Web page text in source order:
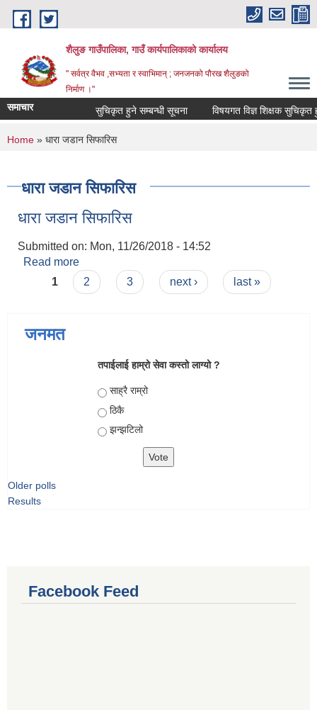
Skip to main content
शैलुङ गाउँपालिका, गाउँ कार्यपालिकाको कार्यालय
" सर्वत्र वैभव ,सभ्यता र स्वाभिमान् ; जनजनको पौरख शैलुङको
निर्माण ।"
समाचार सुचिकृत हुने सम्बन्धी सूचना विषयगत विज्ञ शिक्षक सुचिकृत
You are here
Home » धारा जडान सिफारिस
धारा जडान सिफारिस
धारा जडान सिफारिस
Submitted on: Mon, 11/26/2018 - 14:52
Read more
Pages
1 2 3 next › last »
जनमत
तपाईलाई हाम्रो सेवा कस्तो लाग्यो ?
Choices
साह्रै राम्रो
ठिकै
झन्झटिलो
Older polls
Results
Facebook Feed